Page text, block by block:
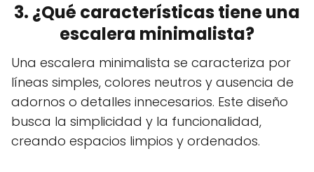
3. ¿Qué características tiene una
escalera minimalista?
Una escalera minimalista se caracteriza por
líneas simples, colores neutros y ausencia de
adornos o detalles innecesarios. Este diseño
busca la simplicidad y la funcionalidad,
creando espacios limpios y ordenados.